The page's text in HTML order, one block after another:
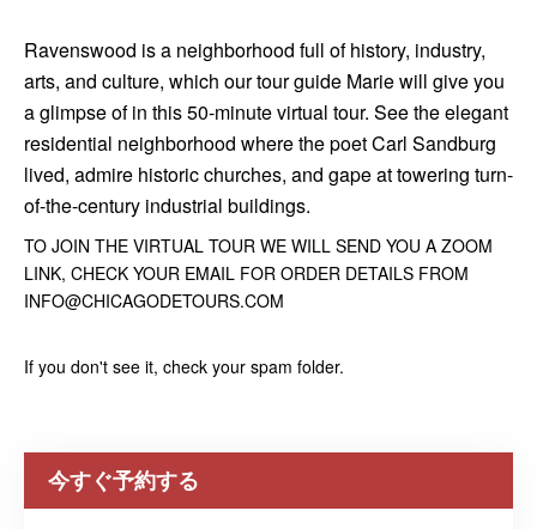
Ravenswood is a neighborhood full of history, industry,
arts, and culture, which our tour guide Marie will give you
a glimpse of in this 50-minute virtual tour. See the elegant
residential neighborhood where the poet Carl Sandburg
lived, admire historic churches, and gape at towering turn-
of-the-century industrial buildings.
TO JOIN THE VIRTUAL TOUR WE WILL SEND YOU A ZOOM
LINK, CHECK YOUR EMAIL FOR ORDER DETAILS FROM
INFO@CHICAGODETOURS.COM
If you don't see it, check your spam folder.
今すぐ予約する